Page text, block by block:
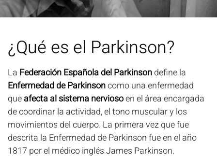
¿Qué es el Parkinson?
La Federación Española del Parkinsondefine la
Enfermedad de Parkinsoncomo una enfermedad
queafecta al sistema nerviosoen el área encargada
de coordinar la actividad, el tono muscular y los
movimientos del cuerpo. La primera vez que fue
descrita la Enfermedad de Parkinson fue en el año
1817 por el médico inglés James Parkinson.